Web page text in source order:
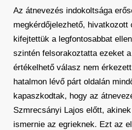
Az átnevezés indokoltsága
megkérdőjelezhető, hivatkozott
kifejtettük a legfontosabbat
szintén felsorakoztatta ezeket
értékelhető válasz nem
hatalmon lévő párt oldalán
kapaszkodtak, hogy az
Szmrecsányi Lajos előtt,
ismernie az egrieknek. Ezt az